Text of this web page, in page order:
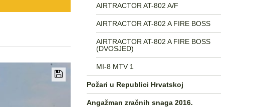
AIRTRACTOR AT-802 A/F
AIRTRACTOR AT-802 A FIRE BOSS
AIRTRACTOR AT-802 A FIRE BOSS
(DVOSJED)
MI-8 MTV 1
Požari u Republici Hrvatskoj
Angažman zračnih snaga 2016.